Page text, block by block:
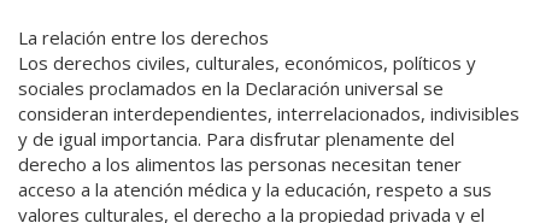
La relación entre los derechos
Los derechos civiles, culturales, económicos, políticos y
sociales proclamados en la Declaración universal se
consideran interdependientes, interrelacionados, indivisibles
y de igual importancia. Para disfrutar plenamente del
derecho a los alimentos las personas necesitan tener
acceso a la atención médica y la educación, respeto a sus
valores culturales, el derecho a la propiedad privada y el